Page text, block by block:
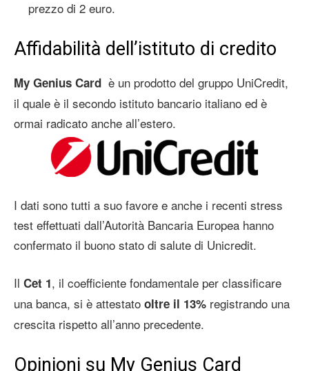
prezzo di 2 euro.
Affidabilità dell’istituto di credito
My Genius Card è un prodotto del gruppo UniCredit,
il quale è il secondo istituto bancario italiano ed è
ormai radicato anche all’estero.
I dati sono tutti a suo favore e anche i recenti stress
test effettuati dall’Autorità Bancaria Europea hanno
confermato il buono stato di salute di Unicredit.
Il Cet 1, il coefficiente fondamentale per classificare
una banca, si è attestato oltre il 13% registrando una
crescita rispetto all’anno precedente.
Opinioni su My Genius Card